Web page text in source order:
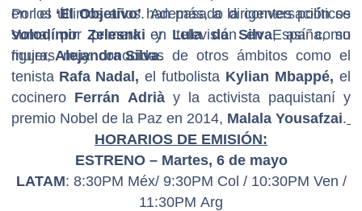
en los últimos años. Además, a la conversación se
suma, por primera en televisión en España, su
mujer,Alejandra Silva.
Por el ‘El Objetivo’ han pasado dirigentes políticos
Volodímir Zelesnki y Lula da Silva, así como
figuras muy conocidas de otros ámbitos como el
tenista Rafa Nadal, el futbolista Kylian Mbappé, el
cocinero Ferrán Adrià y la activista paquistaní y
premio Nobel de la Paz en 2014, Malala Yousafzai.
HORARIOS DE EMISIÓN:
ESTRENO – Martes, 6 de mayo
LATAM: 8:30PM Méx/ 9:30PM Col / 10:30PM Ven /
11:30PM Arg